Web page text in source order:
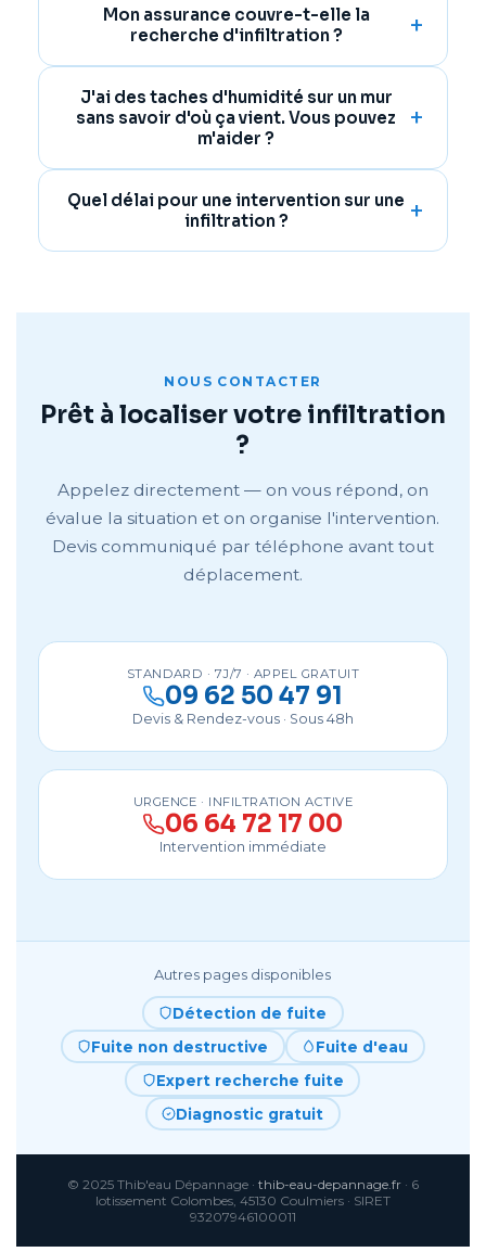
Mon assurance couvre-t-elle la
recherche d'infiltration ?
J'ai des taches d'humidité sur un mur
sans savoir d'où ça vient. Vous pouvez
m'aider ?
Quel délai pour une intervention sur une
infiltration ?
NOUS CONTACTER
Prêt à localiser votre infiltration
?
Appelez directement — on vous répond, on
évalue la situation et on organise l'intervention.
Devis communiqué par téléphone avant tout
déplacement.
STANDARD · 7J/7 · APPEL GRATUIT
09 62 50 47 91
Devis & Rendez-vous · Sous 48h
URGENCE · INFILTRATION ACTIVE
06 64 72 17 00
Intervention immédiate
Autres pages disponibles
Détection de fuite
Fuite non destructive
Fuite d'eau
Expert recherche fuite
Diagnostic gratuit
© 2025 Thib'eau Dépannage · thib-eau-depannage.fr· 6
lotissement Colombes, 45130 Coulmiers · SIRET
93207946100011